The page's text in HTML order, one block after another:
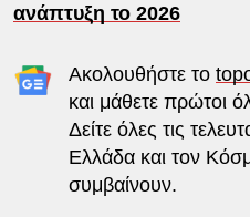
ανάπτυξη το 2026
Ακολουθήστε το
και μάθετε πρώτοι
Δείτε όλες τις
Ελλάδα και τον
συμβαίνουν.